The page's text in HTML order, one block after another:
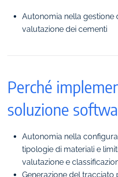
Autonomia nella gestione
valutazione dei cementi
Perché
soluzione
Autonomia nella
tipologie di materiali e
valutazione e
Generazione del tracciato